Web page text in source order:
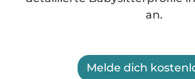
an.
Melde dich